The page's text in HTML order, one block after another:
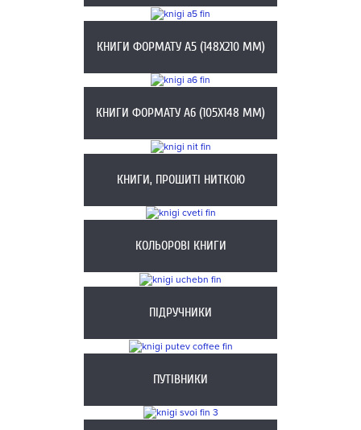
КНИГИ ФОРМАТУ А5 (148X210 ММ)
КНИГИ ФОРМАТУ А6 (105X148 ММ)
КНИГИ, ПРОШИТІ НИТКОЮ
КОЛЬОРОВІ КНИГИ
ПІДРУЧНИКИ
ПУТІВНИКИ